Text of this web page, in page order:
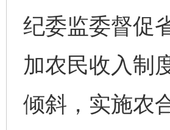
纪委监委督促
加农民收入制
倾斜，实施农